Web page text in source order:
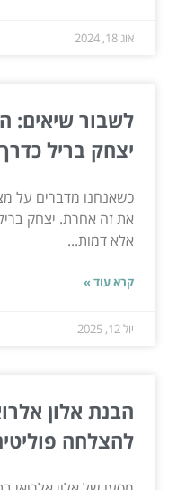
אוג 18, 2024
לשבור שיאים:
יצחק בריל
כשאנחנו מדברים על
את זה אחרת. יצחק
אלא דמות...
קרא עוד »
יול 12, 2025
הבנת אלון
להצלחה